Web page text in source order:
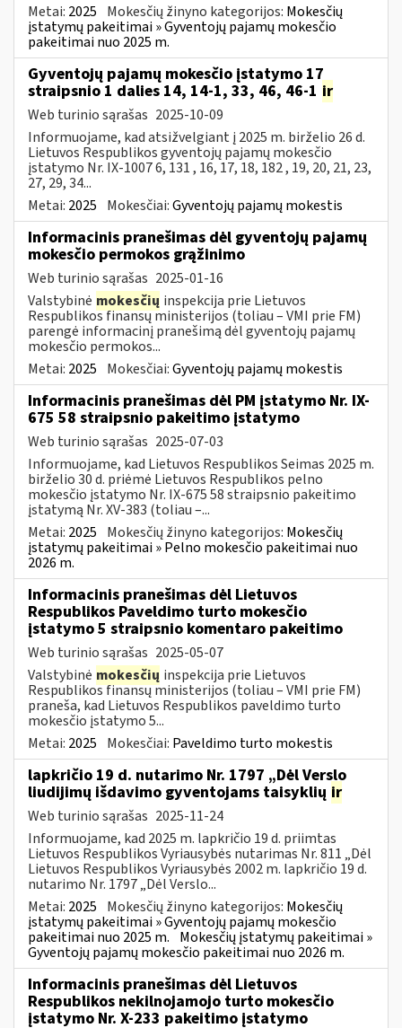
Metai: 2025 Mokesčių žinyno kategorijos: Mokesčių
įstatymų pakeitimai » Gyventojų pajamų mokesčio
pakeitimai nuo 2025 m.
Gyventojų pajamų mokesčio įstatymo 17
straipsnio 1 dalies 14, 14-1, 33, 46, 46-1 ir
Web turinio sąrašas 2025-10-09
Informuojame, kad atsižvelgiant į 2025 m. birželio 26 d.
Lietuvos Respublikos gyventojų pajamų mokesčio
įstatymo Nr. IX-1007 6, 131 , 16, 17, 18, 182 , 19, 20, 21, 23,
27, 29, 34...
Metai: 2025 Mokesčiai:Gyventojų pajamų mokestis
Informacinis pranešimas dėl gyventojų pajamų
mokesčio permokos grąžinimo
Web turinio sąrašas 2025-01-16
Valstybinė mokesčių inspekcija prie Lietuvos
Respublikos finansų ministerijos (toliau – VMI prie FM)
parengė informacinį pranešimą dėl gyventojų pajamų
mokesčio permokos...
Metai: 2025 Mokesčiai:Gyventojų pajamų mokestis
Informacinis pranešimas dėl PM įstatymo Nr. IX-
675 58 straipsnio pakeitimo įstatymo
Web turinio sąrašas 2025-07-03
Informuojame, kad Lietuvos Respublikos Seimas 2025 m.
birželio 30 d. priėmė Lietuvos Respublikos pelno
mokesčio įstatymo Nr. IX-675 58 straipsnio pakeitimo
įstatymą Nr. XV-383 (toliau –...
Metai: 2025 Mokesčių žinyno kategorijos: Mokesčių
įstatymų pakeitimai » Pelno mokesčio pakeitimai nuo
2026 m.
Informacinis pranešimas dėl Lietuvos
Respublikos Paveldimo turto mokesčio
įstatymo 5 straipsnio komentaro pakeitimo
Web turinio sąrašas 2025-05-07
Valstybinė mokesčių inspekcija prie Lietuvos
Respublikos finansų ministerijos (toliau – VMI prie FM)
praneša, kad Lietuvos Respublikos paveldimo turto
mokesčio įstatymo 5...
Metai: 2025 Mokesčiai: Paveldimo turto mokestis
lapkričio 19 d. nutarimo Nr. 1797 „Dėl Verslo
liudijimų išdavimo gyventojams taisyklių ir
Web turinio sąrašas 2025-11-24
Informuojame, kad 2025 m. lapkričio 19 d. priimtas
Lietuvos Respublikos Vyriausybės nutarimas Nr. 811 „Dėl
Lietuvos Respublikos Vyriausybės 2002 m. lapkričio 19 d.
nutarimo Nr. 1797 „Dėl Verslo...
Metai: 2025 Mokesčių žinyno kategorijos: Mokesčių
įstatymų pakeitimai » Gyventojų pajamų mokesčio
pakeitimai nuo 2025 m. Mokesčių įstatymų pakeitimai »
Gyventojų pajamų mokesčio pakeitimai nuo 2026 m.
Informacinis pranešimas dėl Lietuvos
Respublikos nekilnojamojo turto mokesčio
įstatymo Nr. X-233 pakeitimo įstatymo